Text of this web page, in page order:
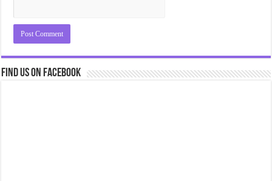
Find us on Facebook